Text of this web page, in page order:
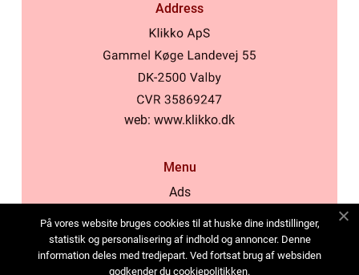
Address
web: www.klikko.dk
Menu
Ads
Cookies
Contact
På vores website bruges cookies til at huske dine indstillinger,
statistik og personalisering af indhold og annoncer. Denne
information deles med tredjepart. Ved fortsat brug af websiden
godkender du cookiepolitikken.